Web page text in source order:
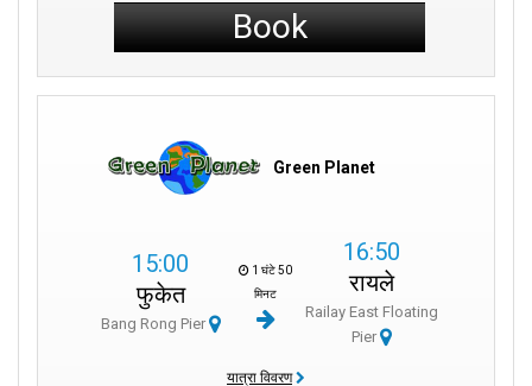
Book
Green Planet
15:00
फुकेत
Bang Rong Pier
1 घंटे 50
मिनट
16:50
रायले
Railay East Floating
Pier
यात्रा विवरण